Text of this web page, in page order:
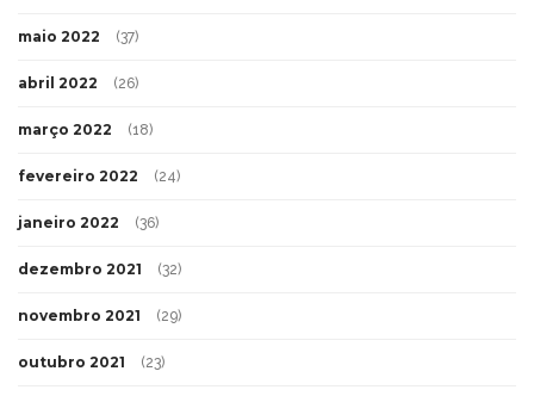
maio 2022 (37)
abril 2022 (26)
março 2022 (18)
fevereiro 2022 (24)
janeiro 2022 (36)
dezembro 2021 (32)
novembro 2021 (29)
outubro 2021 (23)